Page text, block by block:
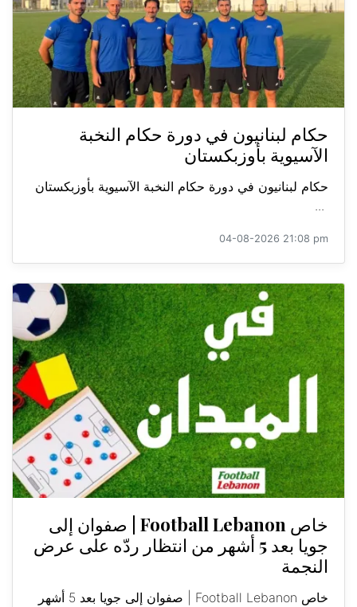
حكام لبنانيون في دورة حكام النخبة
الآسيوية بأوزبكستان
حكام لبنانيون في دورة حكام النخبة الآسيوية بأوزبكستان
...
04-08-2026 21:08 pm
خاص Football Lebanon | صفوان إلى
جويا بعد 5 أشهر من انتظار ردّه على عرض
النجمة
خاص Football Lebanon | صفوان إلى جويا بعد 5 أشهر